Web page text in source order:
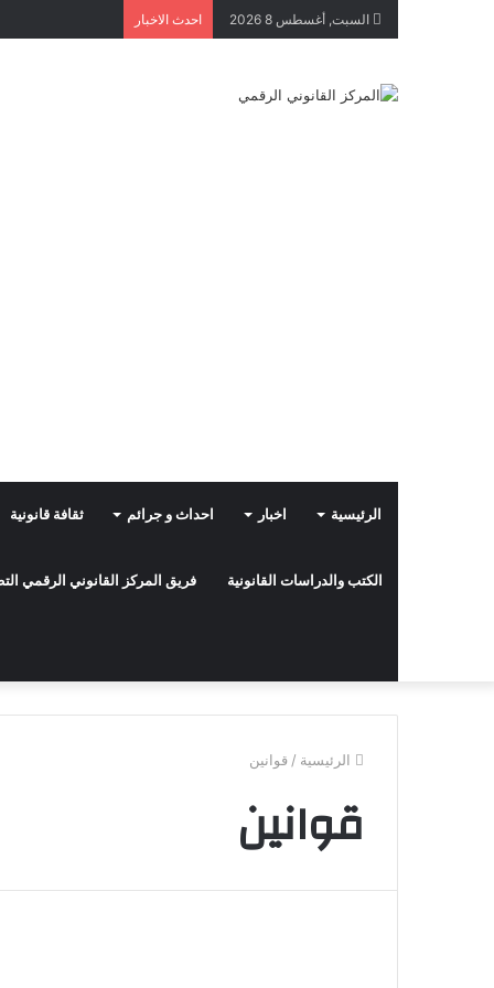
السبت, أغسطس 8 2026 احدث الاخبار
الرئيسية اخبار احداث و جرائم ثقافة قانونية
الكتب والدراسات القانونية فريق المركز القانوني الرقمي
الرئيسية / قوانين
قوانين